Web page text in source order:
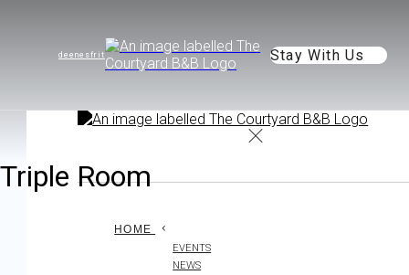
de enesfr it Stay With Us
HOME
EVENTS
NEWS
Triple Room